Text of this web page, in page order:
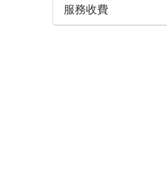
服務收費